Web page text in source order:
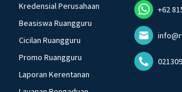
Kredensial Perusahaan
Beasiswa Ruangguru
Cicilan Ruangguru
Promo Ruangguru
Laporan Kerentanan
+62